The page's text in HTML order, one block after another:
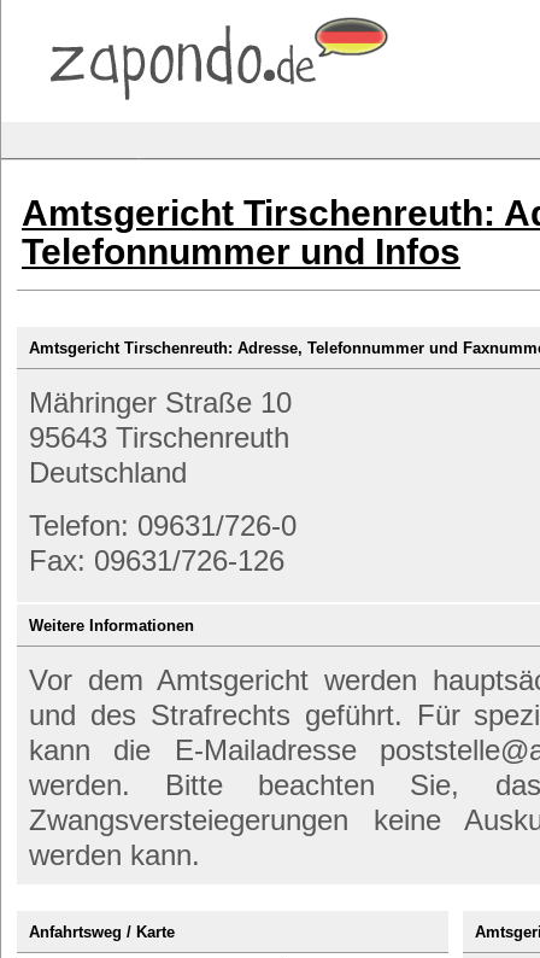
Amtsgericht Tirschenreuth:
Telefonnummer und Infos
Amtsgericht Tirschenreuth: Adresse, Telefonnummer und
Mähringer Straße 10
95643 Tirschenreuth
Deutschland
Telefon: 09631/726-0
Fax: 09631/726-126
Weitere Informationen
Vor dem Amtsgericht werden
und des Strafrechts geführt. Für
kann die E-Mailadresse
werden. Bitte beachten Sie,
Zwangsversteiegerungen keine
werden kann.
Anfahrtsweg / Karte